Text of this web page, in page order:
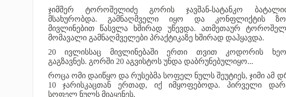
ჯიმშერ ტოროშელიძე გორის ჯავშან-სატანკო
მსახურობდა. გამნაღმველი იყო და კონფლიქტის
მივლინებით წასვლა ხშირად უწევდა. ათმეთაურ
მომავალი გამნაღმველები პრაქტიკაზე ხშირად დაჰყავდა.
20 ივლისსაც მივლინებაში ერთი თვით კოდორის
გაგზავნეს. გორში 20 აგვისტოს უნდა დაბრუნებულიყო...
როცა ომი დაიწყო და რუსებმა სოფელ ნულს შეუტიეს, ჯიმი ამ
10 ჯარისკაცთან ერთად, იქ იმყოფებოდა. პირველი
სოფელ ნულს მიაყენეს.